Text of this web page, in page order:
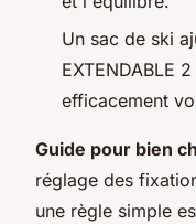
Un sac de ski
EXTENDABLE
efficacement
Guide pour bien
réglage des
une règle simple